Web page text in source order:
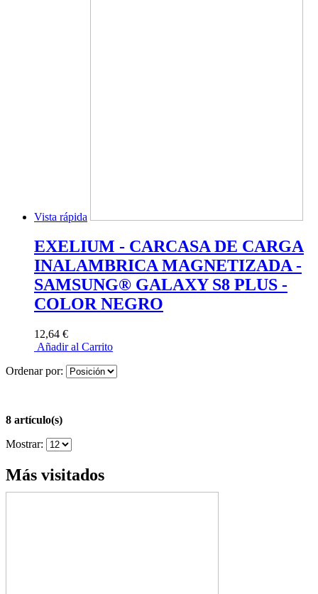
Vista rápida
EXELIUM - CARCASA DE CARGA
INALAMBRICA MAGNETIZADA -
SAMSUNG® GALAXY S8 PLUS -
COLOR NEGRO
12,64 €
Añadir al Carrito
Ordenar por:
8 artículo(s)
Mostrar:
Más visitados